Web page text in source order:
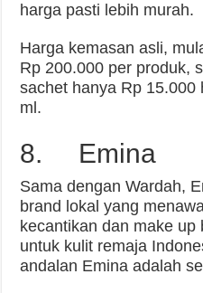
harga pasti lebih murah.
Harga kemasan asli,
Rp 200.000 per produk,
sachet hanya Rp 15.000
ml.
8. Emina
Sama dengan Wardah,
brand lokal yang
kecantikan dan make
untuk kulit remaja
andalan Emina adalah